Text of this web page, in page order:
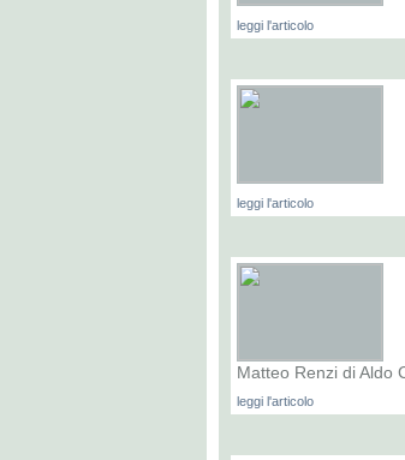
leggi l'articolo
leggi l'articolo
Matteo Renzi di Aldo
leggi l'articolo